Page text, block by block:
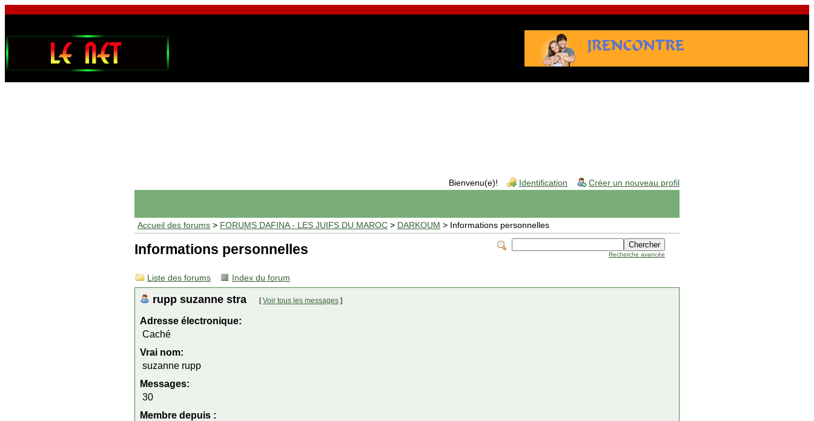
Bienvenu(e)! Identification Créer un nouveau profil
Accueil des forums > FORUMS DAFINA - LES JUIFS DU MAROC > DARKOUM > Informations personnelles
Recherche avancée
Informations personnelles
Liste des forums Index du forum
rupp suzanne stra [Voir tous les messages ]
Adresse électronique:
Caché
Vrai nom:
suzanne rupp
Messages:
30
Membre depuis :